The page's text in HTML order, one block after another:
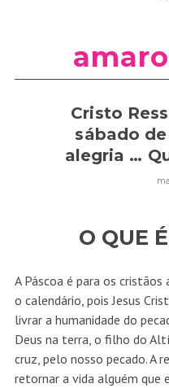
Cristo
sábado
alegria …
O QUE
A Páscoa é para os
o calendário, pois Jesus
livrar a humanidade do
Deus na terra, o filho do
cruz, pelo nosso pecado. A
retornar a vida alguém que